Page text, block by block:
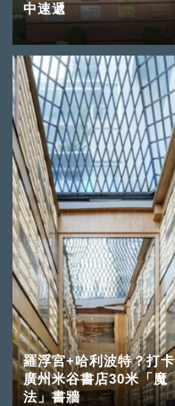
中速遞
羅浮宮+哈利波特？打卡
廣州米谷書店30米「魔
法」書牆